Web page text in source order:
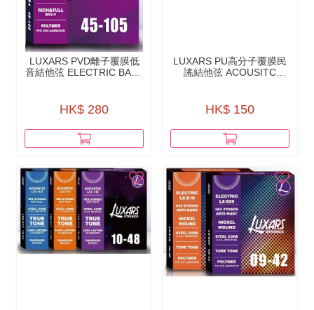
LUXARS PVD離⼦覆膜低
音結他弦 ELECTRIC BASS
HK$ 280
LUXARS PU⾼分⼦覆膜民
謠結他弦 ACOUSITC
LX5
HK$ 150